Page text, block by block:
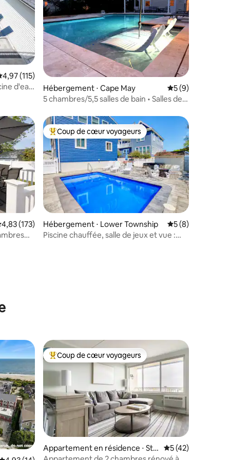
: 4,99 sur 5
moyenne sur la base de 115 commentaires : 4,97 sur 5
4,97 (115)
d'eau
Hébergement ⋅ Cape May Évaluation
5 (9)
5 chambres/5,5 salles de bain • Salles de
Piscine
: 4,95 sur 5
appréciés
moyenne sur la base de 173 commentaires : 4,83 sur 5
4,83 (173)
Coups de cœur voyageurs les plus appréciés
Coup de cœur voyageurs
Hébergement ⋅ Lower Township Évaluation
5 (8)
Piscine chauffée, salle de jeux et vue :
: 4,9 sur 5
appréciés Coups de cœur voyageurs les plus appréciés
Coup de cœur voyageurs
Appartement en résidence ⋅ Sto
ne Harbor
Évaluation
5 (42)